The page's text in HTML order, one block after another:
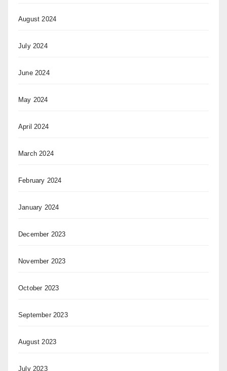
August 2024
July 2024
June 2024
May 2024
April 2024
March 2024
February 2024
January 2024
December 2023
November 2023
October 2023
September 2023
August 2023
July 2023